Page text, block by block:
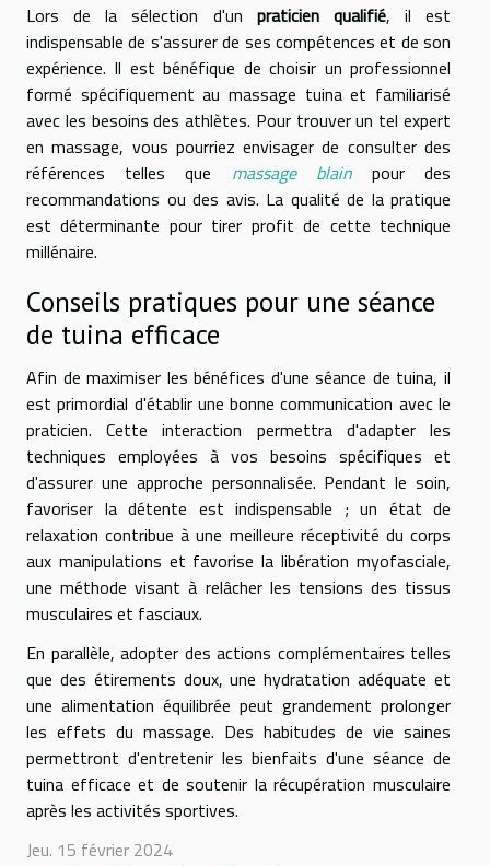
Lors de la sélection d'un praticien qualifié, il est
indispensable de s'assurer de ses compétences et de son
expérience. Il est bénéfique de choisir un professionnel
formé spécifiquement au massage tuina et familiarisé
avec les besoins des athlètes. Pour trouver un tel expert
en massage, vous pourriez envisager de consulter des
références telles que massage blainpour des
recommandations ou des avis. La qualité de la pratique
est déterminante pour tirer profit de cette technique
millénaire.
Conseils pratiques pour une séance
de tuina efficace
Afin de maximiser les bénéfices d'une séance de tuina, il
est primordial d'établir une bonne communication avec le
praticien. Cette interaction permettra d'adapter les
techniques employées à vos besoins spécifiques et
d'assurer une approche personnalisée. Pendant le soin,
favoriser la détente est indispensable ; un état de
relaxation contribue à une meilleure réceptivité du corps
aux manipulations et favorise la libération myofasciale,
une méthode visant à relâcher les tensions des tissus
musculaires et fasciaux.
En parallèle, adopter des actions complémentaires telles
que des étirements doux, une hydratation adéquate et
une alimentation équilibrée peut grandement prolonger
les effets du massage. Des habitudes de vie saines
permettront d'entretenir les bienfaits d'une séance de
tuina efficace et de soutenir la récupération musculaire
après les activités sportives.
Jeu. 15 février 2024